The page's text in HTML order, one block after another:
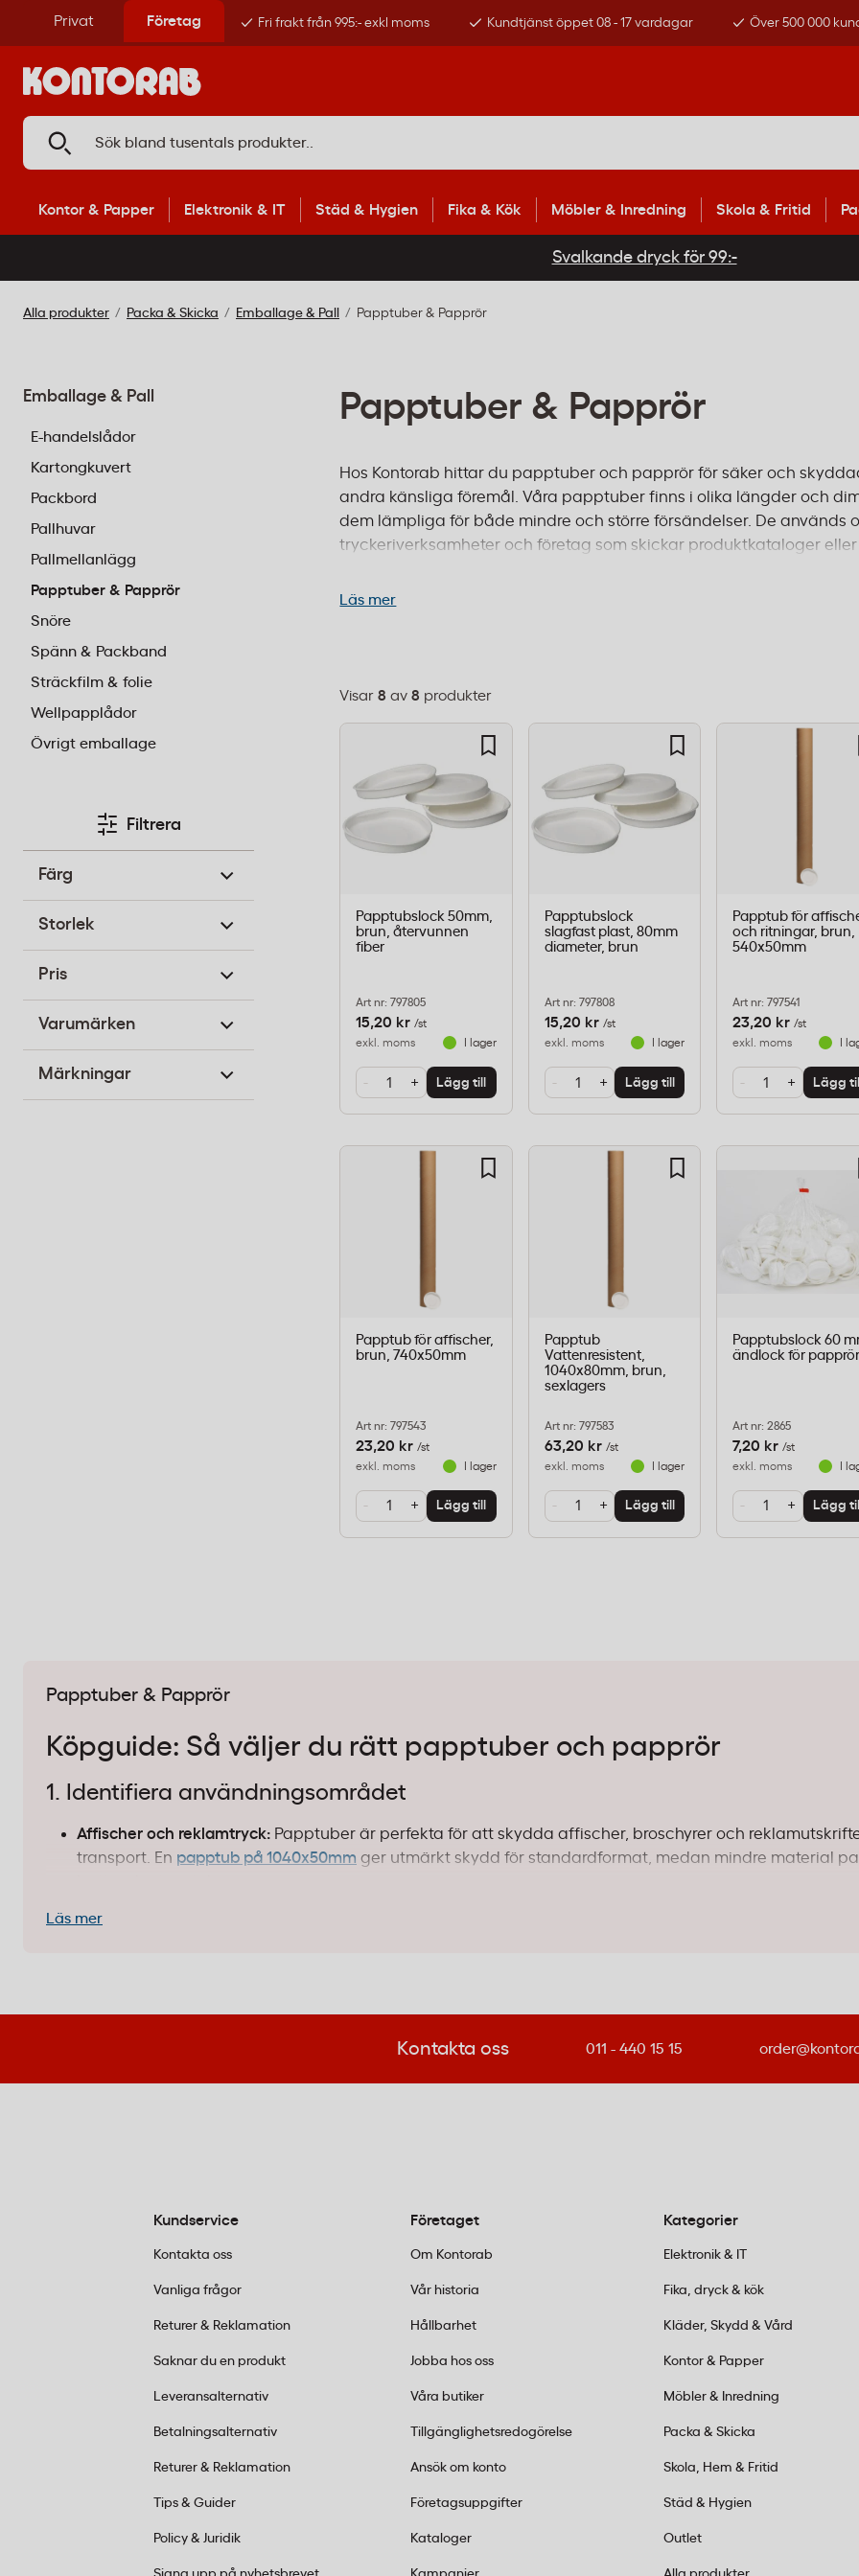
Privat Företag Fri frakt från 995:- exkl moms Kundtjänst öppet 08 - 17 vardagar Över 500 000
Kontor & Papper Elektronik & IT Städ & Hygien Fika & Kök Möbler & Inredning Skola & Fritid
Svalkande dryck för 99:-
Alla produkter Packa & Skicka Emballage & Pall Papptuber & Papprör
Papptuber & Papprör
Hos Kontorab hittar du papptuber och papprör för säker och
andra känsliga föremål. Våra papptuber finns i olika längder och
dem lämpliga för både mindre och större försändelser. De används
tryckeriverksamheter och företag som skickar produktkataloger
internationella postförsändelser där du vill säkerställa att innehållet
Läs mer
Välj
sorteringsordning
Visar8 av8 produkter
Papptubslock 50mm,
brun, återvunnen
fiber
Art nr: 797805
15,20 kr /st
exkl. moms
I lager
- + Lägg till
Papptubslock
slagfast plast, 80mm
diameter, brun
Art nr: 797808
15,20 kr /st
exkl. moms
I lager
- + Lägg till
Papptub för
och ritningar, brun,
540x50mm
Art nr: 797541
23,20 kr /st
exkl. moms
I
- + Lägg till
Papptub för affischer,
brun, 740x50mm
Art nr: 797543
23,20 kr /st
exkl. moms
I lager
- + Lägg till
Papptub
Vattenresistent,
1040x80mm, brun,
sexlagers
Art nr: 797583
63,20 kr /st
exkl. moms
I lager
- + Lägg till
Papptubslock 60
ändlock för papprör
Art nr: 2865
7,20 kr /st
exkl. moms
I
- + Lägg till
Emballage & Pall
E-handelslådor
Kartongkuvert
Packbord
Pallhuvar
Pallmellanlägg
Papptuber & Papprör
Snöre
Spänn & Packband
Sträckfilm & folie
Wellpapplådor
Övrigt emballage
Filtrera
Färg
Storlek
Pris
Varumärken
Märkningar
Papptuber & Papprör
Köpguide: Så väljer du rätt papptuber och papprör
1. Identifiera användningsområdet
Affischer och reklamtryck: Papptuber är perfekta för att skydda affischer, broschyrer och
transport. En papptub på 1040x50mm ger utmärkt skydd för standardformat, medan mindre material
papprör med 80mm diameter idealiska. De klarar tyngre papper och ger extra stabilitet vid transport.
2. Välj rätt storlek och diameter
Vi har tuber från 540mm upp till 1040mm. För A2-affischer räcker en 540mm tub, medan större
som A1 eller A0 kräver enlängre tub på 1040mm.
Våra papptuber tillverkas i robust brun kartong med 4-6 lagers konstruktion, vilket ger utmärkt styvhet och
att öppna hela tuben.
Hur förslutar jag papptuben säkert?
Mät ditt material – lägg till 50-100mm i längd för bekväm hantering.
Beställ onlinepå kontorab.se eller besök någon av våra 25 butiker.
Lägg ordern före 14:00
för leverans inom 1–2 dagar.
Läs mer
Kontakta oss 011 - 440 15 15
Kundservice
Kontakta oss
Vanliga frågor
Returer & Reklamation
Saknar du en produkt
Leveransalternativ
Betalningsalternativ
Returer & Reklamation
Tips & Guider
Policy & Juridik
Företaget
Om Kontorab
Vår historia
Hållbarhet
Jobba hos oss
Våra butiker
Tillgänglighetsredogörelse
Ansök om konto
Företagsuppgifter
Kataloger
Kategorier
Elektronik & IT
Fika, dryck & kök
Kläder, Skydd & Vård
Kontor & Papper
Möbler & Inredning
Packa & Skicka
Skola, Hem & Fritid
Städ & Hygien
Outlet